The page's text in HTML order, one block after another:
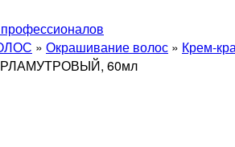
» Окрашивание волос » Крем-
60мл